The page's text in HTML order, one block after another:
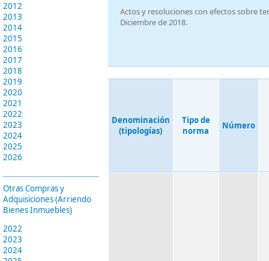
2012
2013
2014
2015
2016
2017
2018
2019
2020
2021
2022
2023
2024
2025
2026
Otras Compras y
Adquisiciones (Arriendo
Bienes Inmuebles)
2022
2023
2024
Actos y resoluciones con efectos sobre
Diciembre de 2018.
Denominación
(tipologías)
Tipo de
norma
Número